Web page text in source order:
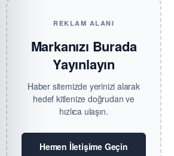
REKLAM ALANI
Markanızı Burada
Yayınlayın
Haber sitemizde yerinizi alarak
hedef kitlenize doğrudan ve
hızlıca ulaşın.
Hemen İletişime Geçin